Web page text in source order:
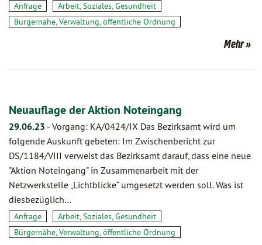
Anfrage
Arbeit, Soziales, Gesundheit
Bürgernähe, Verwaltung, öffentliche Ordnung
Mehr
Neuauflage der Aktion Noteingang
29.06.23 - Vorgang: KA/0424/IX Das Bezirksamt wird um
folgende Auskunft gebeten: Im Zwischenbericht zur
DS/1184/VIII verweist das Bezirksamt darauf, dass eine neue
"Aktion Noteingang" in Zusammenarbeit mit der
Netzwerkstelle „Lichtblicke“ umgesetzt werden soll. Was ist
diesbezüglich…
Anfrage
Arbeit, Soziales, Gesundheit
Bürgernähe, Verwaltung, öffentliche Ordnung